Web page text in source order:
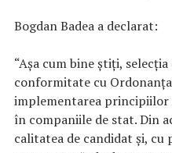
Bogdan Badea a declarat:
“Așa cum bine știți,
conformitate cu
implementarea principiilor
în companiile de stat. Din
calitatea de candidat și,